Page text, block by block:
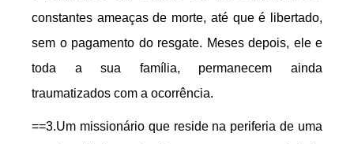
constantes ameaças de morte, até que é libertado,
sem o pagamento do resgate. Meses depois, ele e
toda a sua família, permanecem ainda
traumatizados com a ocorrência.
==3.Um missionário que reside na periferia de uma